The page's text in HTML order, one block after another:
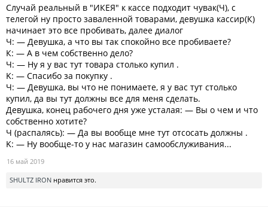
Случай реальный в "ИКЕЯ" к кассе подходит чувак(Ч), с
телегой ну просто заваленной товарами, девушка кассир(К)
начинает это все пробивать, далее диалог
Ч: — Девушка, а что вы так спокойно все пробиваете?
К: — А в чем собственно дело?
Ч: — Ну я у вас тут товара столько купил .
K: — Спасибо за покупку .
Ч: — Девушка, вы что не понимаете, я у вас тут столько
купил, да вы тут должны все для меня сделать.
Девушка, конец рабочего дня уже усталая: — Вы о чем и что
собственно хотите?
Ч (распалясь): — Да вы вообще мне тут отсосать должны .
K: — Ну вообще-то у нас магазин самообслуживания...
16 май 2019
SHULTZ IRON нравится это.